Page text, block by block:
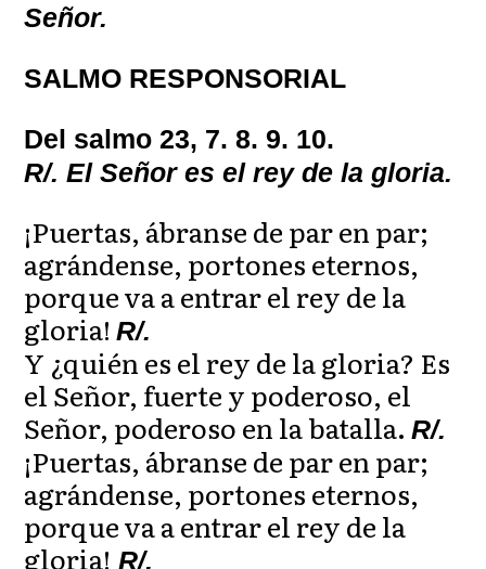
Señor.
SALMO RESPONSORIAL
Del salmo 23, 7. 8. 9. 10.
R/. El Señor es el rey de la gloria.
¡Puertas, ábranse de par en par;
agrándense, portones eternos,
porque va a entrar el rey de la
gloria!R/.
Y ¿quién es el rey de la gloria? Es
el Señor, fuerte y poderoso, el
Señor, poderoso en la batalla.R/.
¡Puertas, ábranse de par en par;
agrándense, portones eternos,
porque va a entrar el rey de la
gloria! R/.